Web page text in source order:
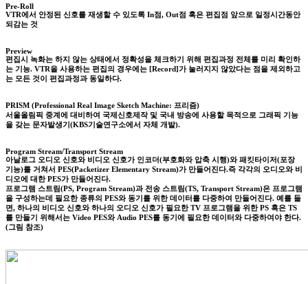
Pre-Roll
VTR에서 안정된 신호를 재생할 수 있도록 In점, Out점 혹은 편집점 앞으로 일정시간동안
되감는 것
Preview
편집시 녹화는 하지 않는 상태에서 정확성을 체크하기 위해 편집과정 전체를 미리 확인하
는 기능. VTR을 사용하는 편집의 경우에는 [Record]가 눌러지지 않았다는 점을 제외하고
는 모든 것이 편집과정과 동일하다.
PRISM (Professional Real Image Sketch Machine: 프리즘)
서울올림픽 중계에 대비하여 국제신호제작 및 국내 방송에 사용할 목적으로 그래픽 기능
을 갖는 문자발생기(KBS기술연구소에서 자체 개발).
Program Stream/Transport Stream
아날로그 오디오 신호와 비디오 신호가 인코더(부호화와 압축 시행)와 패킷타이저(포장
기능)를 거쳐서 PES(Packetizer Elementary Stream)가 만들어진다.즉 각각의 오디오와 비
디오에 대한 PES가 만들어진다.
프로그램 스트림(PS, Program Stream)과 전송 스트림(TS, Transport Stream)은 프로그램
을 구성하는데 필요한 종류의 PES와 동기를 위한 데이터를 다중하여 만들어진다. 예를 들
면, 하나의 비디오 신호와 하나의 오디오 신호가 필요한 TV 프로그램을 위한 PS 혹은 TS
를 만들기 위해서는 Video PES와 Audio PES를 동기에 필요한 데이터와 다중하여야 한다.
(그림 참조)